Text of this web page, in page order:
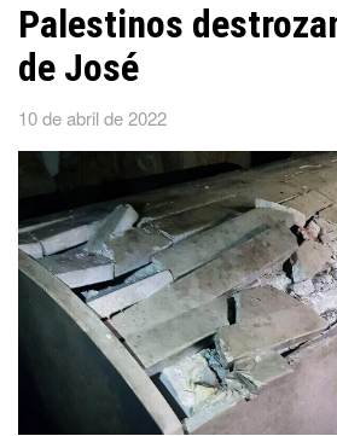
Palestinos
de José
10 de abril de 2022